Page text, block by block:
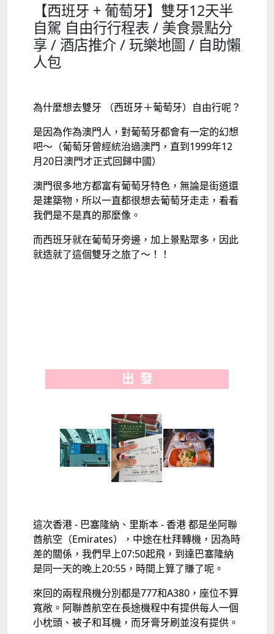
【西班牙 + 葡萄牙】雙牙12天半
自駕 自由行行程表 / 美食景點分
享 / 酒店推介 / 玩樂地圖 / 自助懶
人包
為什麼想去雙牙 （西班牙＋葡萄牙）自由行呢？
是因為作為澳門人，對葡萄牙都會有一定的幻想
吧～ （葡萄牙曾經統治過澳門，直到1999年12
月20日澳門才正式回歸中國）
澳門很多地方都富有葡萄牙特色，無論是街道還
是建築物，所以一直都很想去葡萄牙走走，看看
我們是不是真的那麼像。
而西班牙就在葡萄牙旁邊，加上景點眾多，因此
就造就了這個雙牙之旅了～！！
出 發
這次香港 - 巴塞隆納、里斯本 - 香港 都是坐阿聯
酋航空（Emirates），中途在杜拜轉機，因為時
差的關係，我們早上07:50起飛，到達巴塞隆納
是同一天的晚上20:55，時間上算了賺了呢。
來回的兩程飛機分別都是777和A380，座位不算
寬敞。阿聯酋航空在長途機程中有提供每人一個
小枕頭、被子和耳機，而牙膏牙刷並沒有提供。